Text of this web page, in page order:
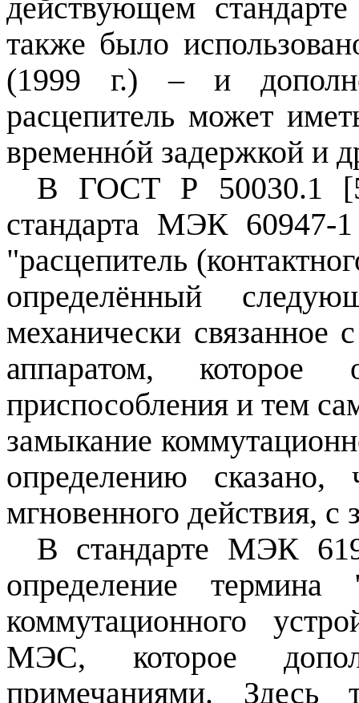
действующем
также было
(1999 г.) – и
расцепитель может
временнóй задержкой и
В ГОСТ Р 50030.1
стандарта МЭК
"расцепитель
определённый
механически связанное
аппаратом, которое
приспособления и тем
замыкание
определению
мгновенного действия,
В стандарте МЭК
определение термина
коммутационного
МЭС, которое
примечаниями. Здесь